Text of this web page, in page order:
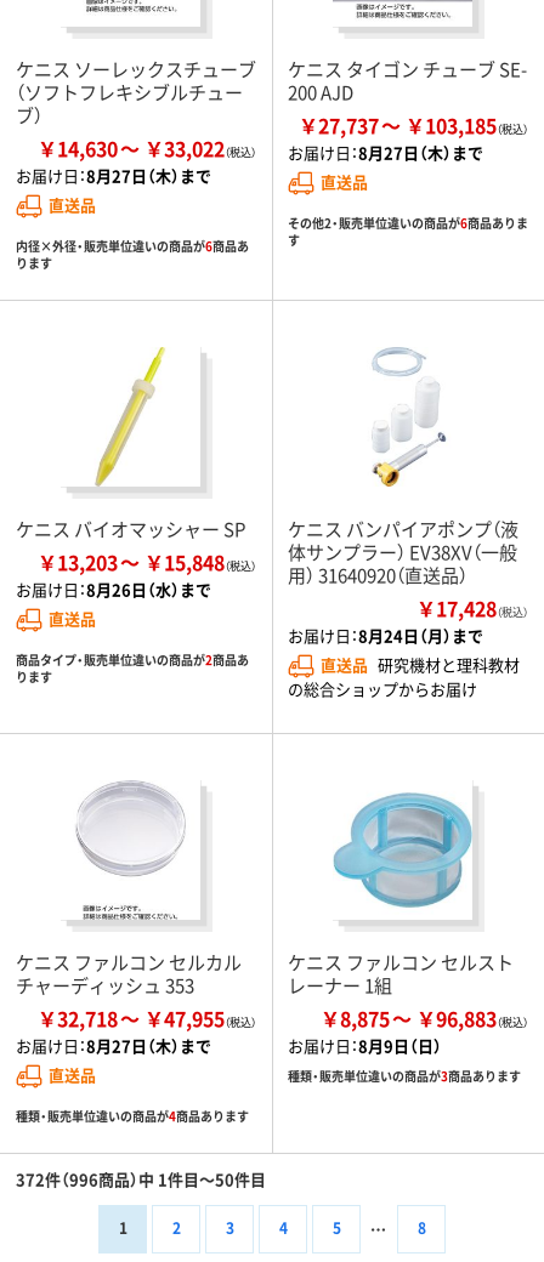
ケニス ソーレックスチューブ
（ソフトフレキシブルチュー
ブ）
￥14,630 ￥33,022
お届け日：8月27日（木）まで
直送品
内径×外径・販売単位違いの商品が6商品あ
ります
ケニス タイゴン チューブ SE-
200 AJD
￥27,737 ￥103,185
お届け日：8月27日（木）まで
直送品
その他2・販売単位違いの商品が6商品ありま
す
ケニス バイオマッシャー SP
￥13,203 ￥15,848
お届け日：8月26日（水）まで
直送品
商品タイプ・販売単位違いの商品が2商品あ
ります
ケニス バンパイアポンプ（液
体サンプラー） EV38XV（一般
用） 31640920（直送品）
￥17,428（税込）
お届け日：8月24日（月）まで
直送品 研究機材と理科教材
の総合ショップからお届け
ケニス ファルコン セルカル
チャーディッシュ 353
￥32,718 ￥47,955
お届け日：8月27日（木）まで
直送品
種類・販売単位違いの商品が4商品あります
ケニス ファルコン セルスト
レーナー 1組
￥8,875 ￥96,883
お届け日：8月9日（日）
種類・販売単位違いの商品が3商品あります
372件（996商品）中 1件目～50件目
1 2 3 4 5 8